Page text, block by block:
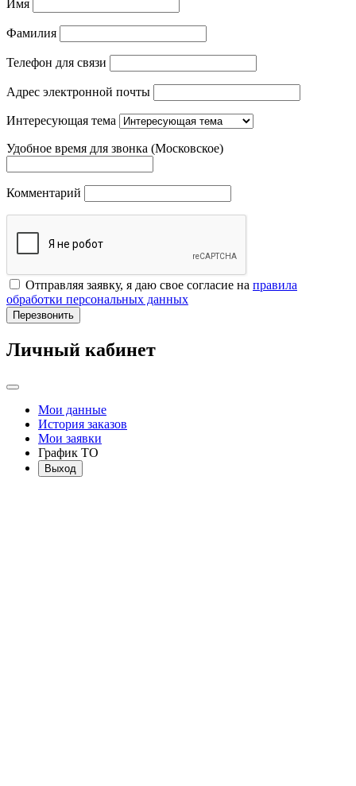
Имя
Фамилия
Телефон для связи
Адрес электронной почты
Интересующая тема
Удобное время для звонка (Московское)
Комментарий
Отправляя заявку, я даю свое согласие на правила
обработки персональных данных
Перезвонить
Личный кабинет
Мои данные
История заказов
Мои заявки
График ТО
Выход